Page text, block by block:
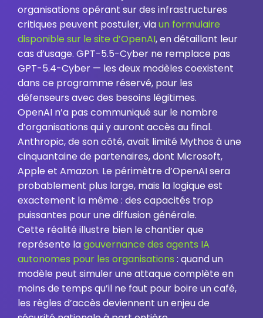
organisations opérant sur des infrastructures
critiques peuvent postuler, viaun formulaire
disponible sur le site d’OpenAI, en détaillant leur
cas d’usage. GPT-5.5-Cyber ne remplace pas
GPT-5.4-Cyber — les deux modèles coexistent
dans ce programme réservé, pour les
défenseurs avec des besoins légitimes.
OpenAI n’a pas communiqué sur le nombre
d’organisations qui y auront accès au final.
Anthropic, de son côté, avait limité Mythos à une
cinquantaine de partenaires, dont Microsoft,
Apple et Amazon. Le périmètre d’OpenAI sera
probablement plus large, mais la logique est
exactement la même : des capacités trop
puissantes pour une diffusion générale.
Cette réalité illustre bien le chantier que
représente lagouvernance des agents IA
autonomes pour les organisations : quand un
modèle peut simuler une attaque complète en
moins de temps qu’il ne faut pour boire un café,
les règles d’accès deviennent un enjeu de